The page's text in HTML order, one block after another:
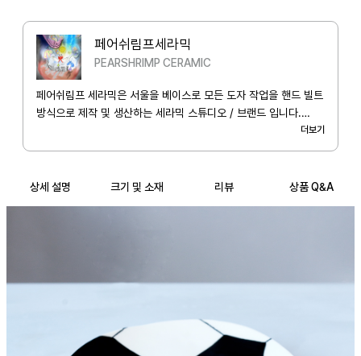
페어쉬림프세라믹
PEARSHRIMP CERAMIC
페어쉬림프 세라믹은 서울을 베이스로 모든 도자 작업을 핸드 빌트
방식으로 제작 및 생산하는 세라믹 스튜디오 / 브랜드 입니다.
'Creating a cute ceramic universe where living items
matter' 라는 브랜드 색깔에 어울리게끔 일상 생활 속 작은 귀여
더보기
상세 설명 크기 및 소재 리뷰 상품 Q&A